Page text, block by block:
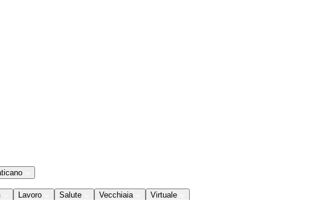
Lavoro Salute Vecchiaia Virtuale